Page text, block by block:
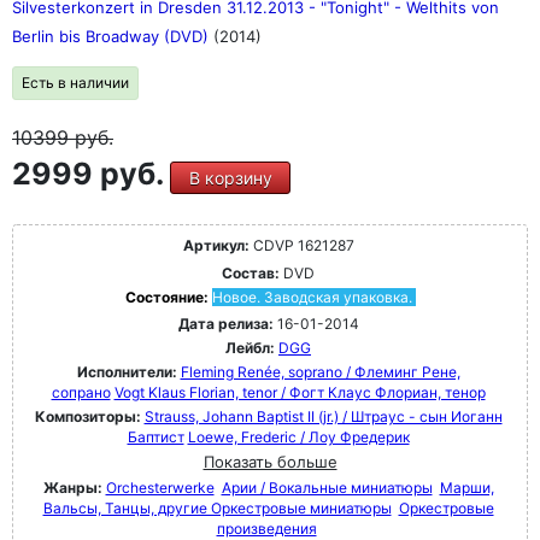
Silvesterkonzert in Dresden 31.12.2013 - "Tonight" - Welthits von
Berlin bis Broadway (DVD) (2014)
Есть в наличии
10399руб.
2999 руб. В корзину
Артикул: CDVP 1621287
Состав: DVD
Состояние: Новое. Заводская упаковка.
Дата релиза: 16-01-2014
Лейбл: DGG
Исполнители: Fleming Renée, soprano / Флеминг Рене,
сопрано Vogt Klaus Florian, tenor / Фогт Клаус Флориан, тенор
Композиторы: Strauss, Johann Baptist II (jr.) / Штраус - сын Иоганн
Баптист Loewe, Frederic / Лоу Фредерик
Показать больше
Жанры: Orchesterwerke Арии / Вокальные миниатюры Марши,
Вальсы, Танцы, другие Оркестровые миниатюры Оркестровые
произведения